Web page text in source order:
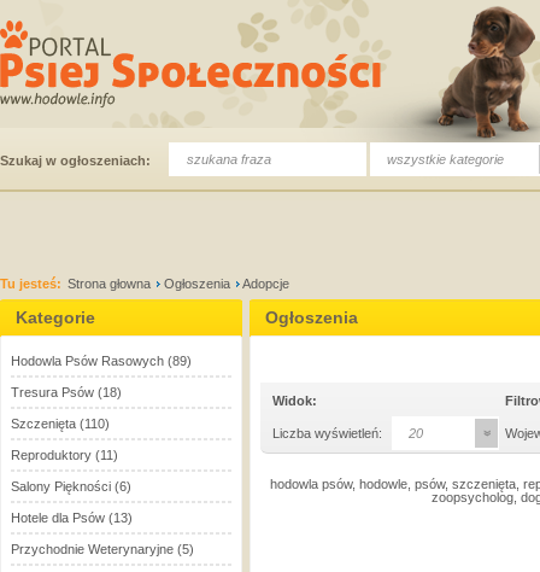
Szukaj w ogłoszeniach: wszystkie kategorie
Tu jesteś: Strona głowna Ogłoszenia Adopcje
Kategorie
Hodowla Psów Rasowych (89)
Tresura Psów (18)
Szczenięta (110)
Reproduktory (11)
Salony Piękności (6)
Hotele dla Psów (13)
Przychodnie Weterynaryjne (5)
Ogłoszenia
Widok:
Liczba wyświetleń: 20
hodowla psów, hodowle, psów, szczenięta,
zoopsycholog,